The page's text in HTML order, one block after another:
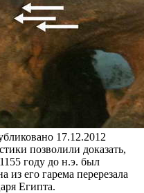
17.12.2012
позволили доказать,
году до н.э. был
из его гарема перерезала
Египта.